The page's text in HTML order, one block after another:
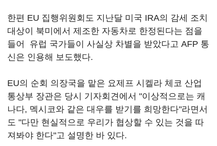
한편 EU 집행위원회도 지난달 미국 IRA의 감세 조치
대상이 북미에서 제조한 자동차로 한정된다는 점을
들어 유럽 국가들이 사실상 차별을 받았다고 AFP 통
신은 인용해 보도했다.
EU의 순회 의장국을 맡은 요제프 시켈라 체코 산업
통상부 장관은 당시 기자회견에서 "이상적으로는 캐
나다, 멕시코와 같은 대우를 받기를 희망한다"라면서
도 "다만 현실적으로 우리가 협상할 수 있는 것을 따
져봐야 한다"고 설명한 바 있다.